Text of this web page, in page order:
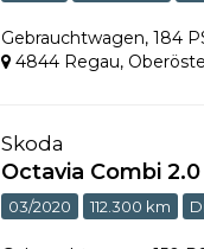
Gebrauchtwagen,184
4844 Regau,
Skoda
Octavia Combi 2.0
03/2020 112.300 km